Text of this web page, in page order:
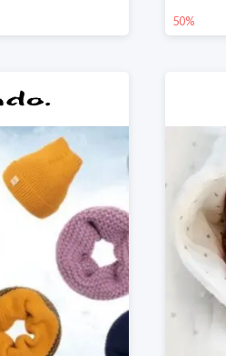
50%